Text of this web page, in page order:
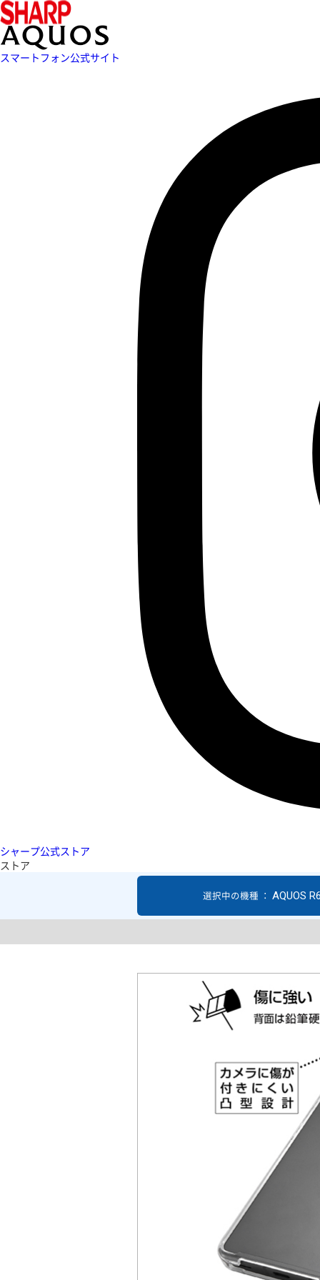
スマートフォン公式サイト
シャープ公式ストア
ストア
選択中の機種 ： AQUOS